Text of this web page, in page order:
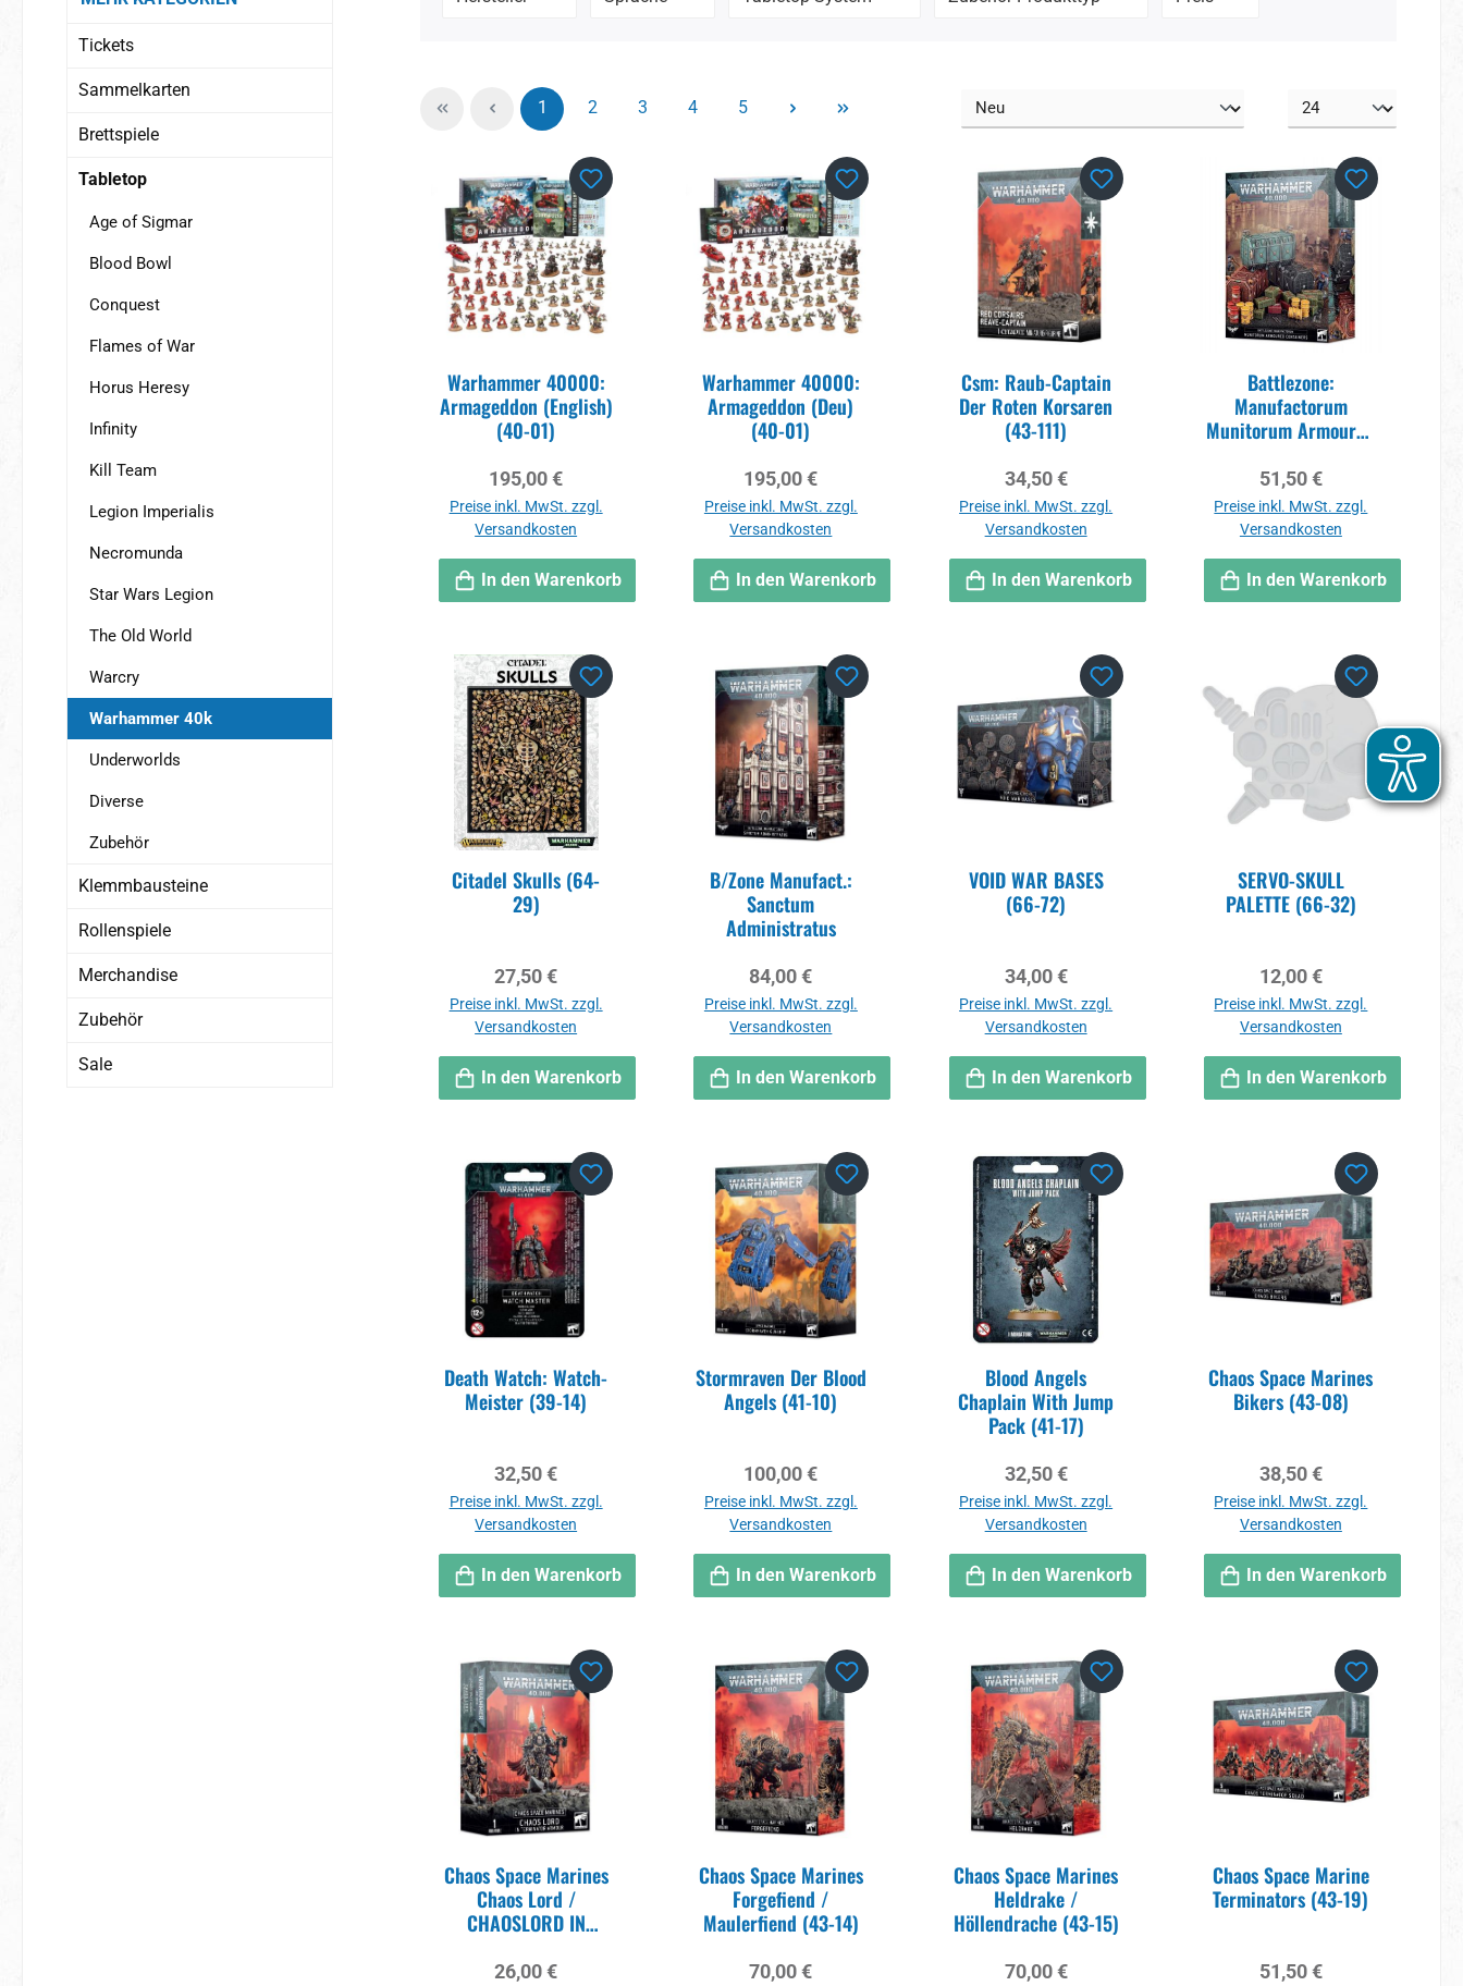
Tickets
Sammelkarten
Brettspiele
Tabletop
Age of Sigmar
Blood Bowl
Conquest
Flames of War
Horus Heresy
Infinity
Kill Team
Legion Imperialis
Necromunda
Star Wars Legion
The Old World
Warcry
Warhammer 40k
Underworlds
Diverse
Zubehör
Klemmbausteine
Rollenspiele
Merchandise
Zubehör
Sale
Seite
1 Seite
2 Seite
3 Seite
4 Seite
5
Warhammer 40000:
Armageddon (English)
(40-01)
Regulärer Preis:
195,00 €
Preise inkl. MwSt. zzgl.
Versandkosten
In den Warenkorb
Warhammer 40000:
Armageddon (Deu)
(40-01)
Regulärer Preis:
195,00 €
Preise inkl. MwSt. zzgl.
Versandkosten
In den Warenkorb
Csm: Raub-Captain
Der Roten Korsaren
(43-111)
Regulärer Preis:
34,50 €
Preise inkl. MwSt. zzgl.
Versandkosten
In den Warenkorb
Battlezone:
Manufactorum
Munitorum Armoured
Regulärer Preis:
51,50 €
Preise inkl. MwSt. zzgl.
Versandkosten
In den Warenkorb
Citadel Skulls (64-
29)
Regulärer Preis:
27,50 €
Preise inkl. MwSt. zzgl.
Versandkosten
In den Warenkorb
B/Zone Manufact.:
Sanctum
Administratus
Regulärer Preis:
84,00 €
Preise inkl. MwSt. zzgl.
Versandkosten
In den Warenkorb
VOID WAR BASES
(66-72)
Regulärer Preis:
34,00 €
Preise inkl. MwSt. zzgl.
Versandkosten
In den Warenkorb
SERVO-SKULL
PALETTE (66-32)
Regulärer Preis:
12,00 €
Preise inkl. MwSt. zzgl.
Versandkosten
In den Warenkorb
Death Watch: Watch-
Meister (39-14)
Regulärer Preis:
32,50 €
Preise inkl. MwSt. zzgl.
Versandkosten
In den Warenkorb
Stormraven Der Blood
Angels (41-10)
Regulärer Preis:
100,00 €
Preise inkl. MwSt. zzgl.
Versandkosten
In den Warenkorb
Blood Angels
Chaplain With Jump
Pack (41-17)
Regulärer Preis:
32,50 €
Preise inkl. MwSt. zzgl.
Versandkosten
In den Warenkorb
Chaos Space Marines
Bikers (43-08)
Regulärer Preis:
38,50 €
Preise inkl. MwSt. zzgl.
Versandkosten
In den Warenkorb
Chaos Space Marines
Chaos Lord /
CHAOSLORD IN
G (43-12)
Regulärer Preis:
26,00 €
Chaos Space Marines
Forgefiend /
Maulerfiend (43-14)
Regulärer Preis:
70,00 €
Chaos Space Marines
Heldrake /
Höllendrache (43-15)
Regulärer Preis:
70,00 €
Chaos Space Marine
Terminators (43-19)
Regulärer Preis:
51,50 €